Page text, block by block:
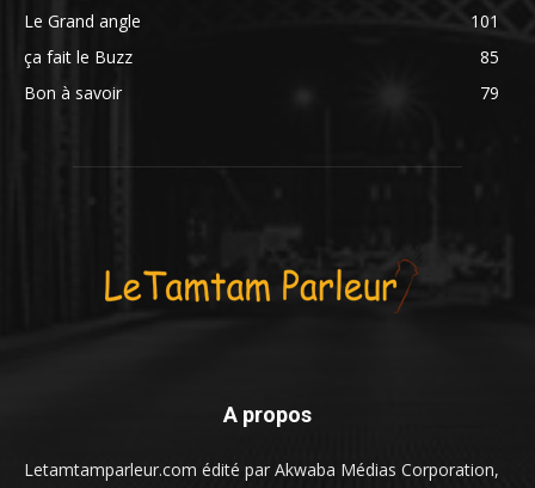
Le Grand angle
101
ça fait le Buzz
85
Bon à savoir
79
A propos
Letamtamparleur.com édité par Akwaba Médias Corporation,